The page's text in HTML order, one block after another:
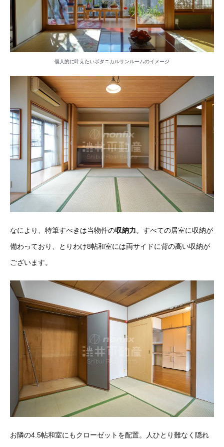
個人的に叶えたいボタニカルサンルームのイメージ
なにより、特筆すべきは当物件の収納力。すべての居室に収納が
備わっており、とりわけ8帖和室には両サイドに背の高い収納が
ございます。
お隣の4.5帖和室にもクローゼットを配置。人ひとり難なく隠れ